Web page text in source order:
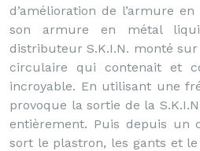
d’amélioration de l’armure
son armure en métal
distributeur S.K.I.N. monté
circulaire qui contenait et
incroyable. En utilisant une
provoque la sortie de la
entièrement. Puis depuis un
sort le plastron, les gants et